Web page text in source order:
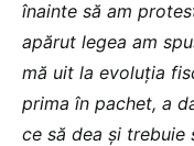
înainte să am
apărut legea am
mă uit la evoluția
prima în pachet, a
ce să dea și trebuie